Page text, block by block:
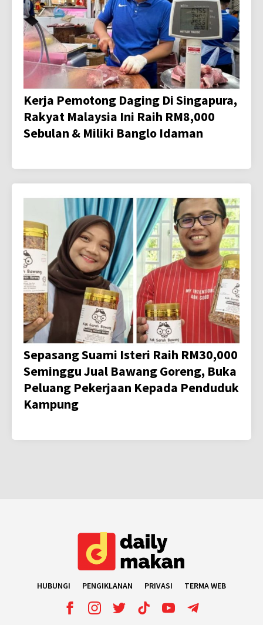
Kerja Pemotong Daging Di Singapura,
Rakyat Malaysia Ini Raih RM8,000
Sebulan & Miliki Banglo Idaman
Sepasang Suami Isteri Raih RM30,000
Seminggu Jual Bawang Goreng, Buka
Peluang Pekerjaan Kepada Penduduk
Kampung
HUBUNGI PENGIKLANAN PRIVASI TERMA WEB